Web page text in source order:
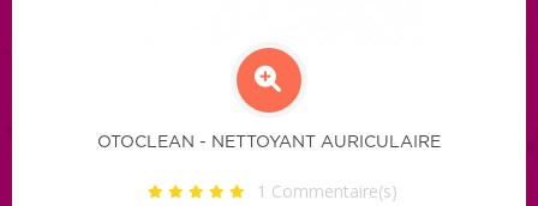
OTOCLEAN - NETTOYANT AURICULAIRE
1 Commentaire(s)